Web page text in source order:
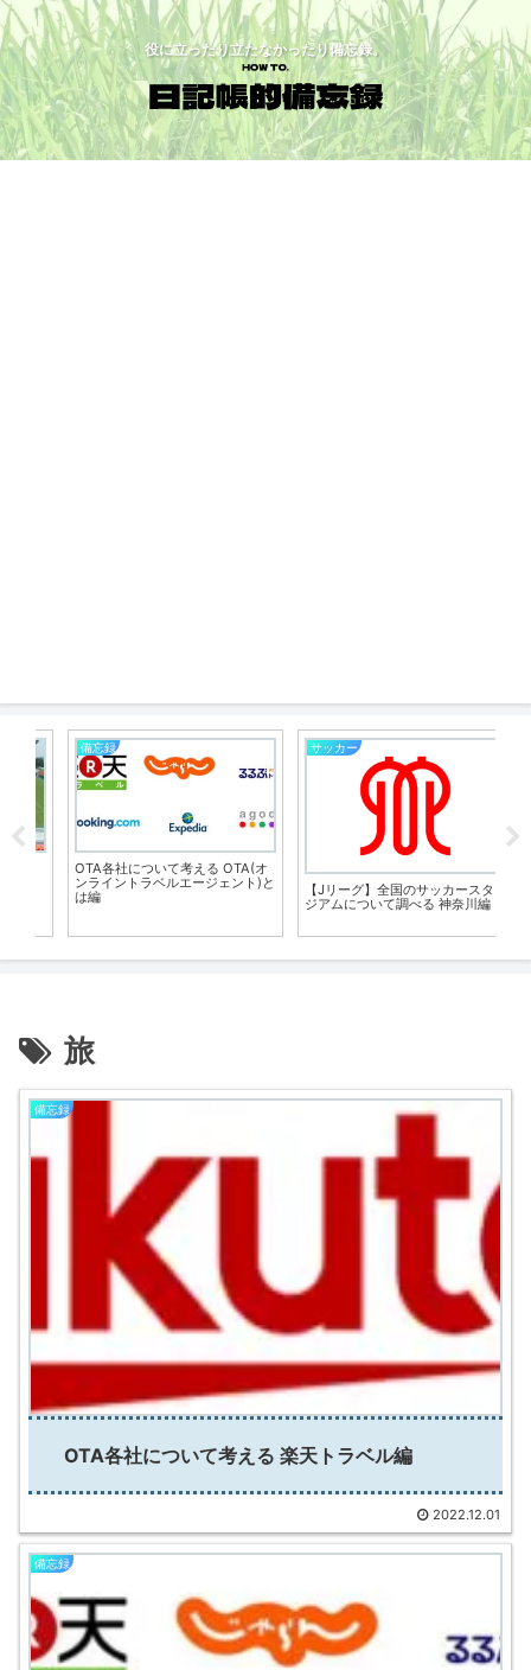
役に立ったり立たなかったり備忘録。
備忘録
OTA各社について考える OTA(オ
ンライントラベルエージェント)と
サッカー
【Jリーグ】全国のサッカースタ
ジアムについて調べる 神奈川編
旅
備忘録
OTA各社について考える 楽天トラベル編
2022.12.01
備忘録